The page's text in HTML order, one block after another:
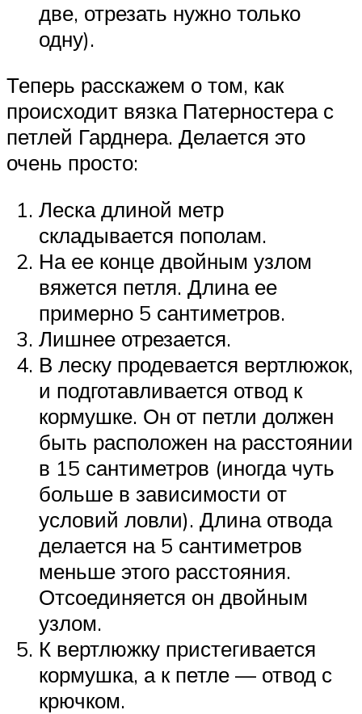
две, отрезать нужно только
одну).
Теперь расскажем о том, как
происходит вязка Патерностера с
петлей Гарднера. Делается это
очень просто:
Леска длиной метр
складывается пополам.
На ее конце двойным узлом
вяжется петля. Длина ее
примерно 5 сантиметров.
Лишнее отрезается.
В леску продевается вертлюжок,
и подготавливается отвод к
кормушке. Он от петли должен
быть расположен на расстоянии
в 15 сантиметров (иногда чуть
больше в зависимости от
условий ловли). Длина отвода
делается на 5 сантиметров
меньше этого расстояния.
Отсоединяется он двойным
узлом.
К вертлюжку пристегивается
кормушка, а к петле — отвод с
крючком.